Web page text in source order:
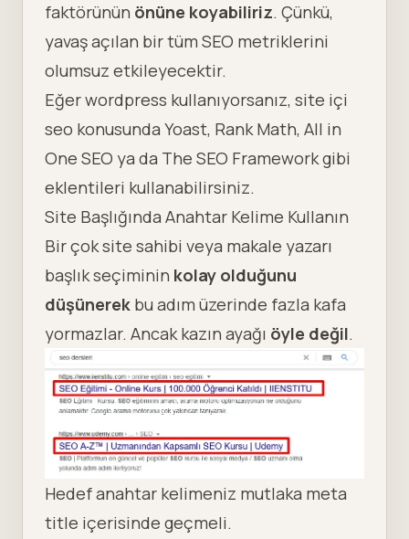
faktörünün önüne koyabiliriz. Çünkü,
yavaş açılan bir tüm SEO metriklerini
olumsuz etkileyecektir.
Eğer wordpress kullanıyorsanız, site içi
seo konusunda Yoast, Rank Math, All in
One SEO ya da The SEO Framework gibi
eklentileri kullanabilirsiniz.
Site Başlığında Anahtar Kelime Kullanın
Bir çok site sahibi veya makale yazarı
başlık seçiminin kolay olduğunu
düşünerek bu adım üzerinde fazla kafa
yormazlar. Ancak kazın ayağı öyle değil.
Hedef anahtar kelimeniz mutlaka meta
title içerisinde geçmeli.